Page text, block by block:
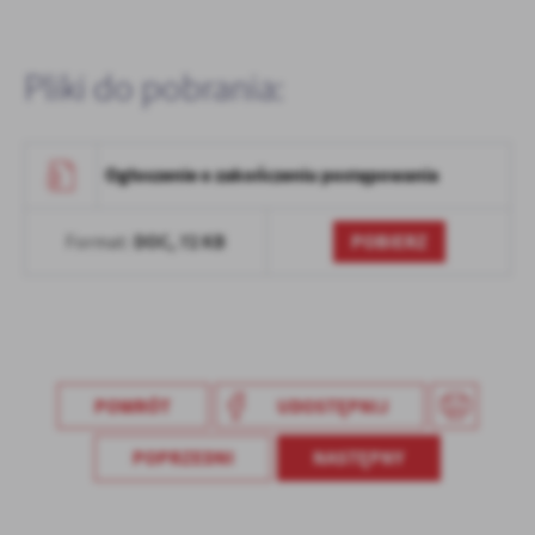
Pliki do pobrania:
Ogłoszenie o zakończeniu postępowania
Format: DOC, 72 KB POBIERZ
POWRÓT UDOSTĘPNIJ
POPRZEDNI NASTĘPNY